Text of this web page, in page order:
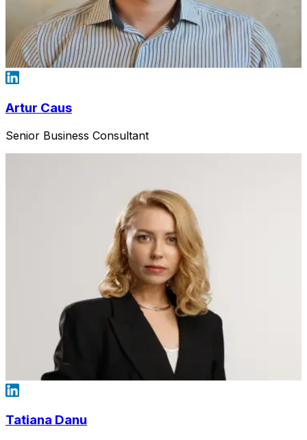
Artur Caus
Senior Business Consultant
Tatiana Danu